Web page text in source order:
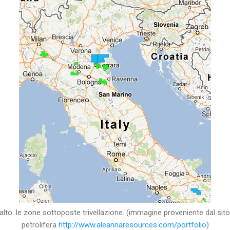
le zone sottoposte trivellazione. (immagine proveniente dal
petrolifera http://www.aleannaresources.com/portfolio)